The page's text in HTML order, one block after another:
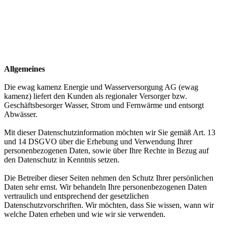
Allgemeines
Die ewag kamenz Energie und Wasserversorgung AG (ewag
kamenz) liefert den Kunden als regionaler Versorger bzw.
Geschäftsbesorger Wasser, Strom und Fernwärme und entsorgt
Abwässer.
Mit dieser Datenschutzinformation möchten wir Sie gemäß Art. 13
und 14 DSGVO über die Erhebung und Verwendung Ihrer
personenbezogenen Daten, sowie über Ihre Rechte in Bezug auf
den Datenschutz in Kenntnis setzen.
Die Betreiber dieser Seiten nehmen den Schutz Ihrer persönlichen
Daten sehr ernst. Wir behandeln Ihre personenbezogenen Daten
vertraulich und entsprechend der gesetzlichen
Datenschutzvorschriften. Wir möchten, dass Sie wissen, wann wir
welche Daten erheben und wie wir sie verwenden.